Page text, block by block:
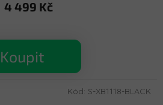
4 499 Kč
Koupit
Kód: S-XB1118-BLACK